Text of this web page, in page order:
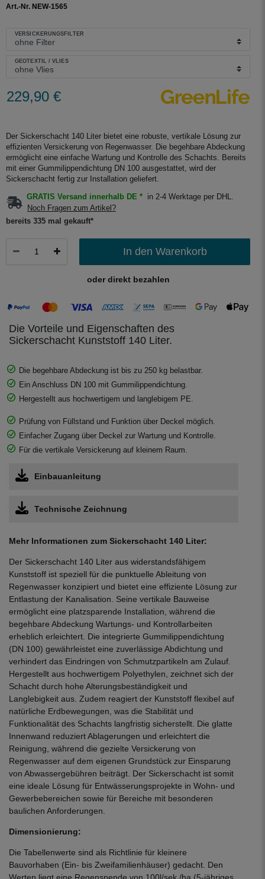
Art.-Nr. NEW-1565
229,90 €
VERSICKERUNGSFILTER
GEOTEXTIL / VLIES
Der Sickerschacht 140 Liter bietet eine robuste, vertikale Lösung zur
effizienten Versickerung von Regenwasser. Die begehbare Abdeckung
ermöglicht eine einfache Wartung und Kontrolle des Schachts. Bereits
mit einer Gummilippendichtung DN 100 ausgestattet, wird der
Sickerschacht fertig zur Installation geliefert.
GRATIS Versand innerhalb DE *
in 2-4 Werktage per DHL.
Noch Fragen zum Artikel?
bereits 335 mal gekauft*
In den Warenkorb
oder direkt bezahlen
Die Vorteile und Eigenschaften des
Sickerschacht Kunststoff 140 Liter.
Die begehbare Abdeckung ist bis zu 250 kg belastbar.
Ein Anschluss DN 100 mit Gummilippendichtung.
Hergestellt aus hochwertigem und langlebigem PE.
Prüfung von Füllstand und Funktion über Deckel möglich.
Einfacher Zugang über Deckel zur Wartung und Kontrolle.
Für die vertikale Versickerung auf kleinem Raum.
Einbauanleitung
Technische Zeichnung
Mehr Informationen zum Sickerschacht 140 Liter:
Der Sickerschacht 140 Liter aus widerstandsfähigem
Kunststoff ist speziell für die punktuelle Ableitung von
Regenwasser konzipiert und bietet eine effiziente Lösung zur
Entlastung der Kanalisation. Seine vertikale Bauweise
ermöglicht eine platzsparende Installation, während die
begehbare Abdeckung Wartungs- und Kontrollarbeiten
erheblich erleichtert. Die integrierte Gummilippendichtung
(DN 100) gewährleistet eine zuverlässige Abdichtung und
verhindert das Eindringen von Schmutzpartikeln am Zulauf.
Hergestellt aus hochwertigem Polyethylen, zeichnet sich der
Schacht durch hohe Alterungsbeständigkeit und
Langlebigkeit aus. Zudem reagiert der Kunststoff flexibel auf
natürliche Erdbewegungen, was die Stabilität und
Funktionalität des Schachts langfristig sicherstellt. Die glatte
Innenwand reduziert Ablagerungen und erleichtert die
Reinigung, während die gezielte Versickerung von
Regenwasser auf dem eigenen Grundstück zur Einsparung
von Abwassergebühren beiträgt. Der Sickerschacht ist somit
eine ideale Lösung für Entwässerungsprojekte in Wohn- und
Gewerbebereichen sowie für Bereiche mit besonderen
baulichen Anforderungen.
Dimensionierung:
Die Tabellenwerte sind als Richtlinie für kleinere
Bauvorhaben (Ein- bis Zweifamilienhäuser) gedacht. Den
Werten liegt eine Regenspende von 100l/sek./ha (5-jähriges